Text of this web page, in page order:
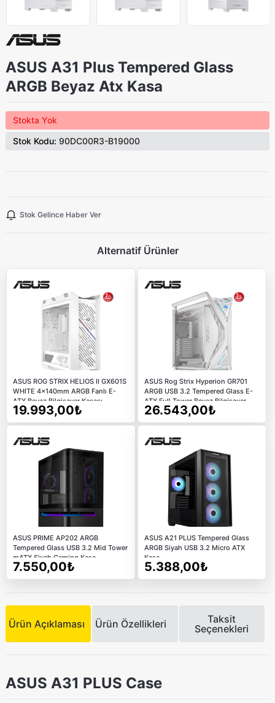
ASUS A31 Plus Tempered Glass
ARGB Beyaz Atx Kasa
Stokta Yok
Stok Kodu: 90DC00R3-B19000
Stok Gelince Haber Ver
Alternatif Ürünler
ASUS ROG STRIX HELIOS II GX601S
WHITE 4x140mm ARGB Fanlı E-
ATX Beyaz Bilgisayar Kasası
19.993,00₺
ASUS Rog Strix Hyperion GR701
ARGB USB 3.2 Tempered Glass E-
ATX Full Tower Beyaz Bilgisayar
Kasası
26.543,00₺
ASUS PRIME AP202 ARGB
Tempered Glass USB 3.2 Mid Tower
mATX Siyah Gaming Kasa
7.550,00₺
ASUS A21 PLUS Tempered Glass
ARGB Siyah USB 3.2 Micro ATX
Kasa
5.388,00₺
Ürün Açıklaması Ürün Özellikleri
Taksit
Seçenekleri
ASUS A31 PLUS Case